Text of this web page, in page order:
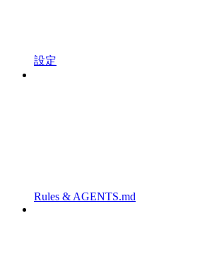
設定
Rules & AGENTS.md